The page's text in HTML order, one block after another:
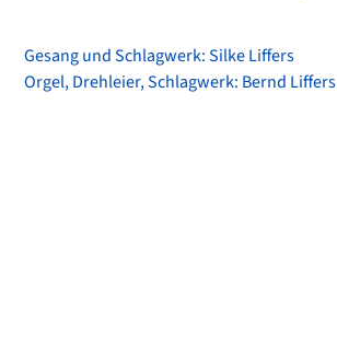
Gesang und Schlagwerk: Silke Liffers
Orgel, Drehleier, Schlagwerk: Bernd Liffers